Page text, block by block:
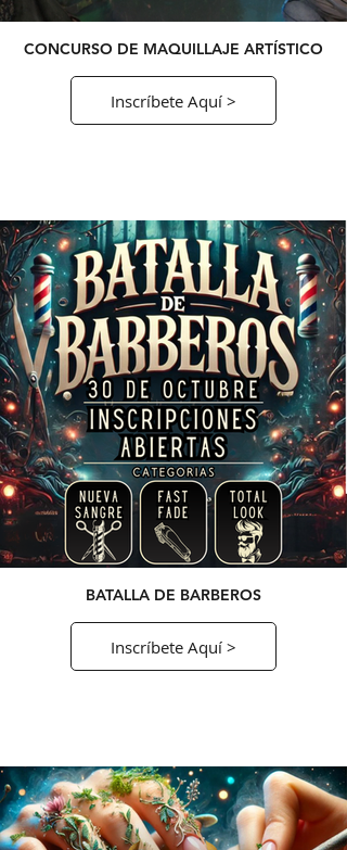
CONCURSO DE MAQUILLAJE ARTÍSTICO
Inscríbete Aquí >
BATALLA DE BARBEROS
Inscríbete Aquí >